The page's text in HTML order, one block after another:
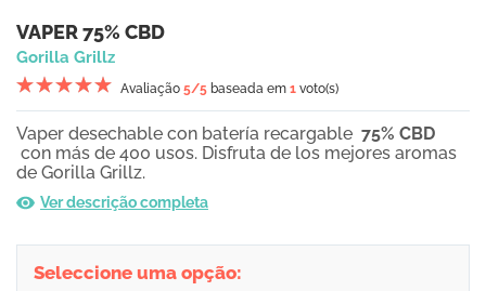
VAPER 75% CBD
Gorilla Grillz
Avaliação 5/5 baseada em 1 voto(s)
Vaper desechable con batería recargable 75% CBD
con más de 400 usos. Disfruta de los mejores aromas
de Gorilla Grillz.
Ver descrição completa
Seleccione uma opção: